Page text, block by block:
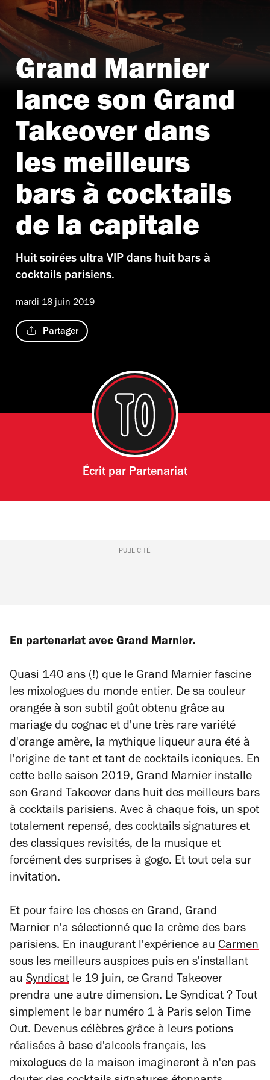
Grand Marnier
lance son Grand
Takeover dans
les meilleurs
bars à cocktails
de la capitale
Huit soirées ultra VIP dans huit bars à
cocktails parisiens.
mardi 18 juin 2019
Partager
Écrit par Partenariat
PUBLICITÉ
En partenariat avec Grand Marnier.
Quasi 140 ans (!) que le Grand Marnier fascine
les mixologues du monde entier. De sa couleur
orangée à son subtil goût obtenu grâce au
mariage du cognac et d'une très rare variété
d'orange amère, la mythique liqueur aura été à
l'origine de tant et tant de cocktails iconiques. En
cette belle saison 2019, Grand Marnier installe
son Grand Takeover dans huit des meilleurs bars
à cocktails parisiens. Avec à chaque fois, un spot
totalement repensé, des cocktails signatures et
des classiques revisités, de la musique et
forcément des surprises à gogo. Et tout cela sur
invitation.
Et pour faire les choses en Grand, Grand
Marnier n'a sélectionné que la crème des bars
parisiens. En inaugurant l'expérience au Carmen
sous les meilleurs auspices puis en s'installant
au Syndicat le 19 juin, ce Grand Takeover
prendra une autre dimension. Le Syndicat ? Tout
simplement le bar numéro 1 à Paris selon Time
Out. Devenus célèbres grâce à leurs potions
réalisées à base d'alcools français, les
mixologues de la maison imagineront à n'en pas